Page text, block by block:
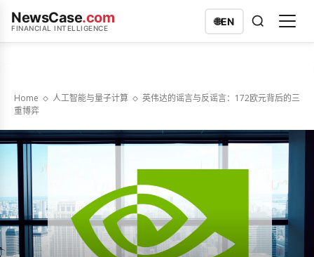
NewsCase.com
FINANCIAL INTELLIGENCE
🌐EN
Home 人工智能与量子计算
英伟达的谣言与反谣言：172欧元背后的三
重博弈